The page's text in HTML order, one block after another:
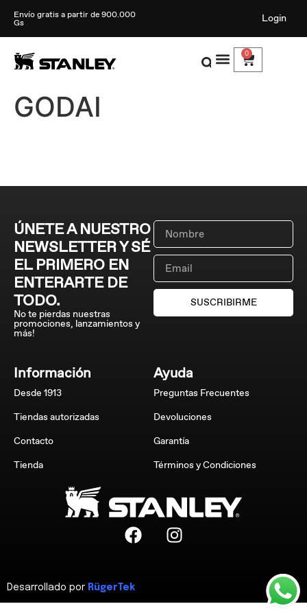
Envío gratis a partir de 900.000
Gs
Login
0
GODAI
ÚNETE A NUESTRO
NEWSLETTER Y SÉ
EL PRIMERO EN
ENTERARTE DE
TODO.
No te pierdas nuestras
promociones, lanzamientos y
más!
SUSCRIBIRME
Información
Desde 1913
Tiendas autorizadas
Contacto
Tienda
Ayuda
Preguntas Frecuentes
Devoluciones
Garantía
Términos y Condiciones
Desarrollado por RügerTek